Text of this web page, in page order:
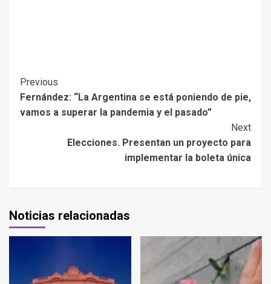
Previous
Fernández: “La Argentina se está poniendo de pie,
vamos a superar la pandemia y el pasado”
Next
Elecciones. Presentan un proyecto para
implementar la boleta única
Noticias relacionadas